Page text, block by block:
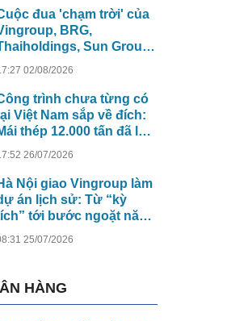
đua 'chạm trời' của
BRG,
Sun Group:
xây tòa nhà cao nhất
Nam?
02/08/2026
trình chưa từng có
Việt Nam sắp về đích:
thép 12.000 tấn đã lắp
trao giải Oscar dần lộ
26/07/2026
Nội giao Vingroup làm
án lịch sử: Từ “kỳ
tới bước ngoặt năng
25/07/2026
HÀNG